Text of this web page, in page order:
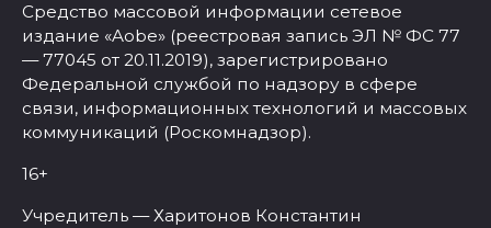
Средство массовой информации сетевое
издание «Aobe» (реестровая запись ЭЛ № ФС 77
— 77045 от 20.11.2019), зарегистрировано
Федеральной службой по надзору в сфере
связи, информационных технологий и массовых
коммуникаций (Роскомнадзор).
16+
Учредитель — Харитонов Константин